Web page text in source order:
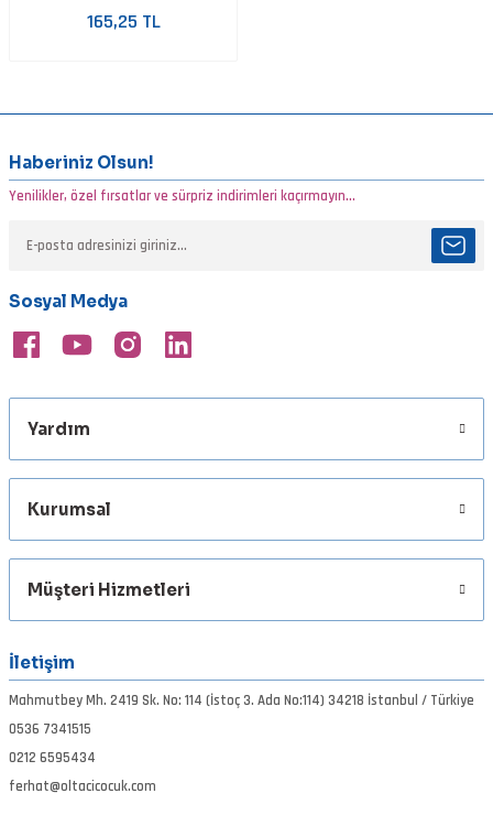
165,25 TL
Haberiniz Olsun!
Yenilikler, özel fırsatlar ve sürpriz indirimleri kaçırmayın...
Sosyal Medya
Yardım
Kurumsal
Müşteri Hizmetleri
İletişim
Mahmutbey Mh. 2419 Sk. No: 114 (İstoç 3. Ada No:114) 34218 İstanbul / Türkiye
0536 7341515
0212 6595434
ferhat@oltacicocuk.com